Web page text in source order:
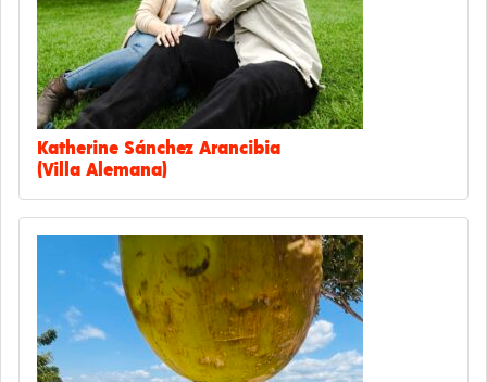
Katherine Sánchez Arancibia
(Villa Alemana)